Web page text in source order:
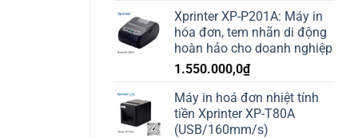
Xprinter XP-P201A: Máy in
hóa đơn, tem nhãn di động
hoàn hảo cho doanh nghiệp
1.550.000,0₫
Máy in hoá đơn nhiệt tính
tiền Xprinter XP-T80A
(USB/160mm/s)